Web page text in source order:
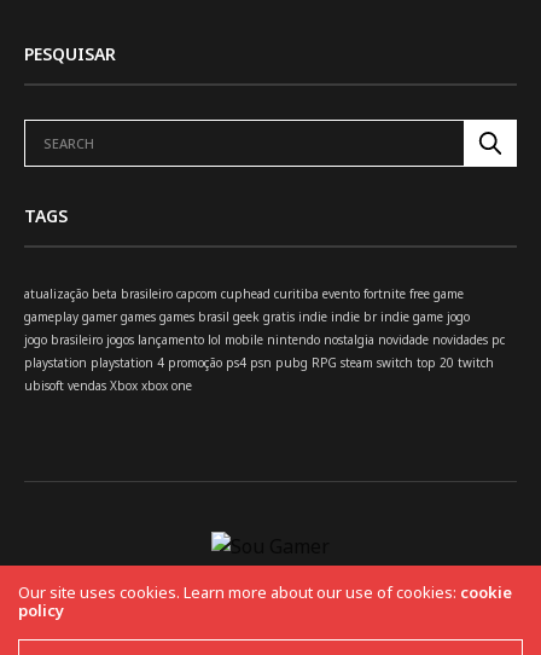
PESQUISAR
TAGS
atualização beta brasileiro capcom cuphead curitiba evento fortnite free game
gameplay gamer games games brasil geek gratis indie indie br indie game jogo
jogo brasileiro jogos lançamento lol mobile nintendo nostalgia novidade novidades pc
playstation playstation 4 promoção ps4 psn pubg RPG steam switch top 20 twitch
ubisoft vendas Xbox xbox one
Copyright 2019 Fuel Themes. All RIGHTS RESERVED.
Our site uses cookies. Learn more about our use of cookies: cookie
policy